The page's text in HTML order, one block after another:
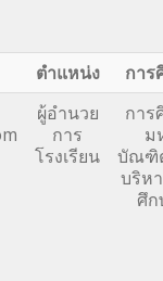
ตำแหน่ง
การ
ผู้อำนวย
การ
โรงเรียน
การ
ม
บัณฑิ
บริห
ศึก